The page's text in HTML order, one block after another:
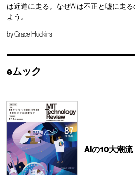
は近道に走る。なぜAIは不正と嘘に走
よう。
byGrace Huckins
eムック
AIの10大潮流